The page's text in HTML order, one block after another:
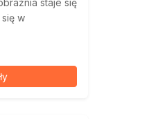
staje się
w